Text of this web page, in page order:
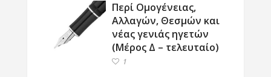
Περί Ομογένειας,
Αλλαγών, Θεσμών και
νέας γενιάς ηγετών
(Μέρος Δ – τελευταίο)
1